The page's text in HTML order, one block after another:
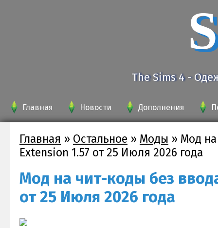
The Sims 4 -
Главная Новости Дополнения
Главная » Остальное » Моды » Мод
Extension 1.57 от 25 Июля 2026 года
Мод на чит-коды без
от 25 Июля 2026 года